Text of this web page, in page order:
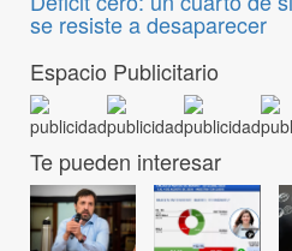
se resiste a desaparecer
Espacio Publicitario
Te pueden interesar